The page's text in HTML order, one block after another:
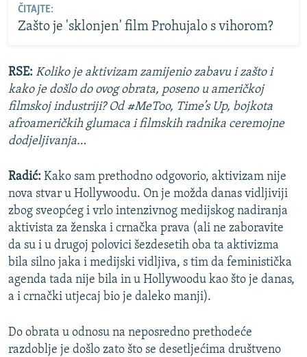
ČITAJTE:
Zašto je 'sklonjen' film Prohujalo s vihorom?
RSE: Koliko je aktivizam zamijenio zabavu i zašto i
kako je došlo do ovog obrata, poseno u američkoj
filmskoj industriji? Od #MeToo, Time’s Up, bojkota
afroameričkih glumaca i filmskih radnika ceremojne
dodjeljivanja…
Radić: Kako sam prethodno odgovorio, aktivizam nije
nova stvar u Hollywoodu. On je možda danas vidljiviji
zbog sveopćeg i vrlo intenzivnog medijskog nadiranja
aktivista za ženska i crnačka prava (ali ne zaboravite
da su i u drugoj polovici šezdesetih oba ta aktivizma
bila silno jaka i medijski vidljiva, s tim da feministička
agenda tada nije bila in u Hollywoodu kao što je danas,
a i crnački utjecaj bio je daleko manji).
Do obrata u odnosu na neposredno prethodeće
razdoblje je došlo zato što se desetljećima društveno